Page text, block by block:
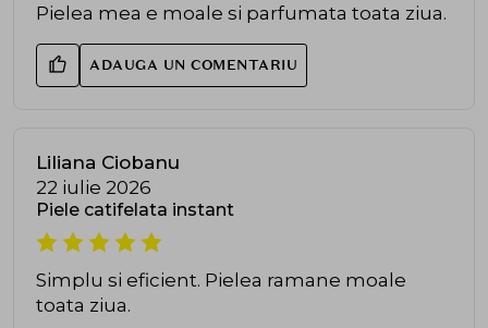
Pielea mea e moale si parfumata toata ziua.
ADAUGA UN COMENTARIU
Liliana Ciobanu
22 iulie 2026
Piele catifelata instant
Simplu si eficient. Pielea ramane moale
toata ziua.